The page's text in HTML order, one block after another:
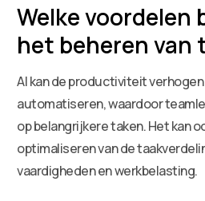
Welke voordelen
het beheren van
AI kan de productiviteit
automatiseren, waardoor
op belangrijkere taken. Het kan
optimaliseren van de
vaardigheden en werkbelasting.